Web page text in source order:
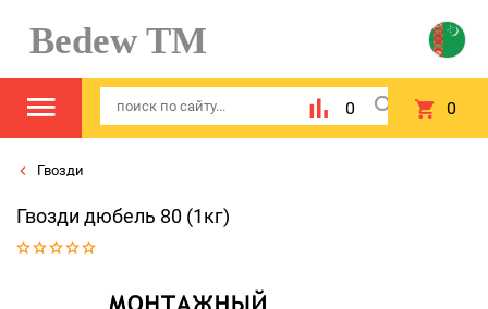
Bedew TM
0 0
Гвозди
Гвозди дюбель 80 (1кг)